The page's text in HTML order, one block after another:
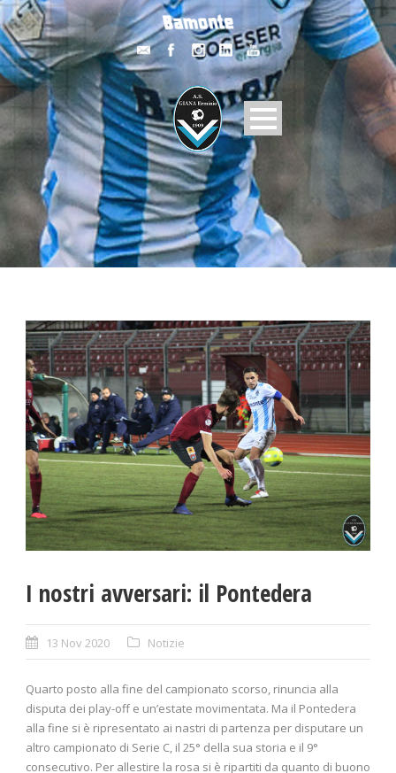
I nostri avversari: il Pontedera
13 Nov 2020 Notizie
Quarto posto alla fine del campionato scorso, rinuncia alla
disputa dei play-off e un’estate movimentata. Ma il Pontedera
alla fine si è ripresentato ai nastri di partenza per disputare un
altro campionato di Serie C, il 25° della sua storia e il 9°
consecutivo. Per allestire la rosa si è ripartiti da quanto di buono